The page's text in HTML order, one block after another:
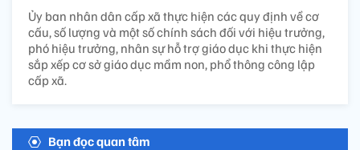
Ủy ban nhân dân cấp xã thực hiện các quy định về cơ
cấu, số lượng và một số chính sách đối với hiệu trưởng,
phó hiệu trưởng, nhân sự hỗ trợ giáo dục khi thực hiện
sắp xếp cơ sở giáo dục mầm non, phổ thông công lập
cấp xã.
Bạn đọc quan tâm